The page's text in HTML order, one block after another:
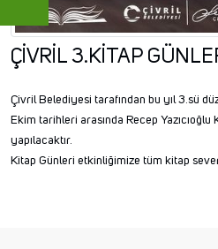
ÇİVRİL 3.KİTAP
Çivril Belediyesi tarafından bu yıl 3.sü
Ekim tarihleri arasında Recep Yazıcıoğlu
yapılacaktır.
Kitap Günleri etkinliğimize tüm kitap